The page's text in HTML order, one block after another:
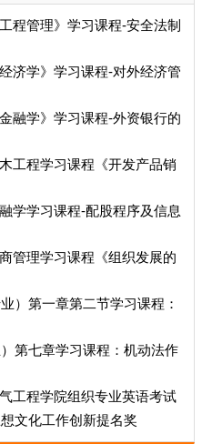
程管理》学习课程-安全法制
济学》学习课程-对外经济管
融学》学习课程-外资银行的
工程学习课程《开发产品销
学学习课程-配股程序及信息
管理学习课程《组织发展的
）第一章第二节学习课程：
第七章学习课程：机动法作
工程学院组织专业英语考试
文化工作创新提名奖